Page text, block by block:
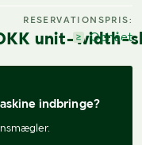
unit-width-
RESERVATIONSPRIS:
Opnået
indbringe?